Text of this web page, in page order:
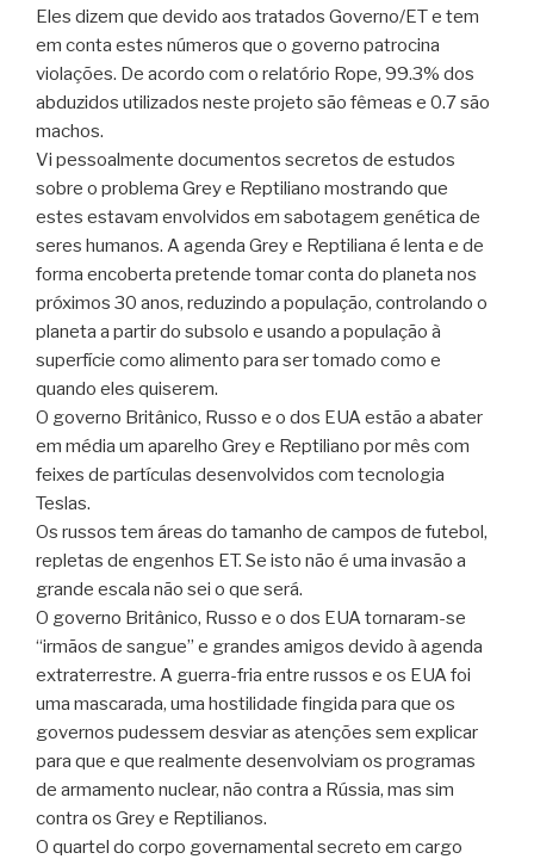
Eles dizem que devido aos tratados Governo/ET e tem
em conta estes números que o governo patrocina
violações. De acordo com o relatório Rope, 99.3% dos
abduzidos utilizados neste projeto são fêmeas e 0.7 são
machos.
Vi pessoalmente documentos secretos de estudos
sobre o problema Grey e Reptiliano mostrando que
estes estavam envolvidos em sabotagem genética de
seres humanos. A agenda Grey e Reptiliana é lenta e de
forma encoberta pretende tomar conta do planeta nos
próximos 30 anos, reduzindo a população, controlando o
planeta a partir do subsolo e usando a população à
superfície como alimento para ser tomado como e
quando eles quiserem.
O governo Britânico, Russo e o dos EUA estão a abater
em média um aparelho Grey e Reptiliano por mês com
feixes de partículas desenvolvidos com tecnologia
Teslas.
Os russos tem áreas do tamanho de campos de futebol,
repletas de engenhos ET. Se isto não é uma invasão a
grande escala não sei o que será.
O governo Britânico, Russo e o dos EUA tornaram-se
“irmãos de sangue” e grandes amigos devido à agenda
extraterrestre. A guerra-fria entre russos e os EUA foi
uma mascarada, uma hostilidade fingida para que os
governos pudessem desviar as atenções sem explicar
para que e que realmente desenvolviam os programas
de armamento nuclear, não contra a Rússia, mas sim
contra os Grey e Reptilianos.
O quartel do corpo governamental secreto em cargo